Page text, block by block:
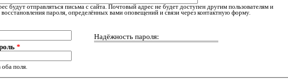
будут отправляться письма с сайта. Почтовый адрес не будет доступен другим пользователям и
восстановления пароля, определённых вами оповещений и связи через контактную форму.
Надёжность пароля:
*
поля.